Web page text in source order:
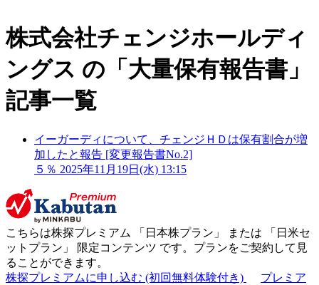
株式会社チェンジホールディ
ングス の「大量保有報告書」
記事一覧
イーガーディについて、チェンジＨＤは保有割合が増
加したと報告 [変更報告書No.2]
５％ 2025年11月19日(水) 13:15
こちらは株探プレミアム 「 日本株プラン 」 または 「 日米セ
ットプラン 」 限定コンテンツ です。プランをご契約して見
ることができます。
株探プレミアムに申し込む (初回無料体験付き)
プレミア